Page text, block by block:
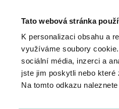
Tato webová stránka
K personalizaci obsahu a
využíváme soubory
sociální média, inzerci a
jste jim poskytli nebo
Na tomto odkazu naleznete
Finanční správa